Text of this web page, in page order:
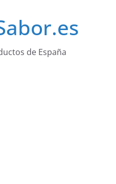
de España